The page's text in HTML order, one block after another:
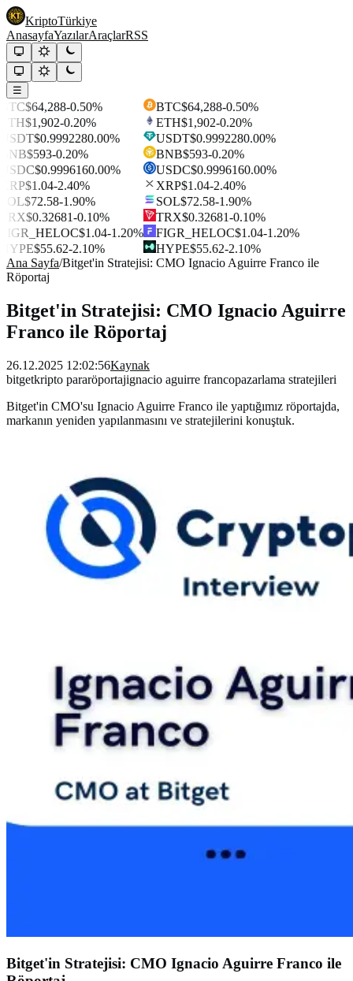
KriptoTürkiye
AnasayfaYazılarAraçlarRSS
☰
$64,288-0.50%
$1,902-0.20%
$0.9992280.00%
$593-0.20%
$0.9996160.00%
$1.04-2.40%
$72.58-1.90%
$0.32681-0.10%
$1.04-1.20%
$55.62-2.10%
BTC$64,288-0.50%
ETH$1,902-0.20%
USDT$0.9992280.00%
BNB$593-0.20%
USDC$0.9996160.00%
XRP$1.04-2.40%
SOL$72.58-1.90%
TRX$0.32681-0.10%
FIGR_HELOC$1.04-1.20%
HYPE$55.62-2.10%
Ana Sayfa/Bitget'in Stratejisi: CMO Ignacio Aguirre Franco ile
Röportaj
Bitget'in Stratejisi: CMO Ignacio Aguirre
Franco ile Röportaj
26.12.2025 12:02:56Kaynak
bitgetkripto pararöportajignacio aguirre francopazarlama stratejileri
Bitget'in CMO'su Ignacio Aguirre Franco ile yaptığımız röportajda,
markanın yeniden yapılanmasını ve stratejilerini konuştuk.
Bitget'in Stratejisi: CMO Ignacio Aguirre Franco ile